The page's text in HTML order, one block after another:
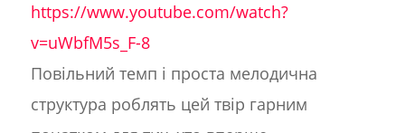
https://www.youtube.com/watch?
v=uWbfM5s_F-8
Повільний темп і проста мелодична
структура роблять цей твір гарним